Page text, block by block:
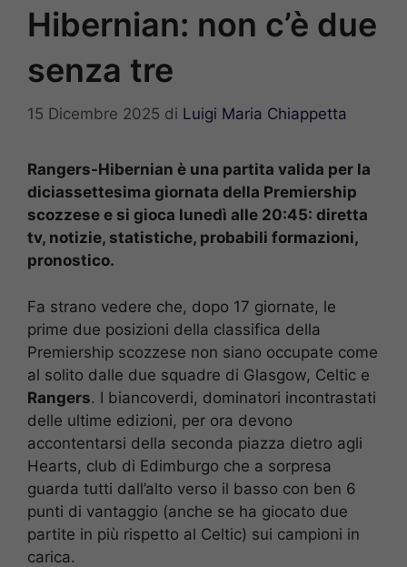
Hibernian: non c’è due
senza tre
15 Dicembre 2025 di Luigi Maria Chiappetta
Rangers-Hibernian è una partita valida per la
diciassettesima giornata della Premiership
scozzese e si gioca lunedì alle 20:45: diretta
tv, notizie, statistiche, probabili formazioni,
pronostico.
Fa strano vedere che, dopo 17 giornate, le
prime due posizioni della classifica della
Premiership scozzese non siano occupate come
al solito dalle due squadre di Glasgow, Celtic e
Rangers. I biancoverdi, dominatori incontrastati
delle ultime edizioni, per ora devono
accontentarsi della seconda piazza dietro agli
Hearts, club di Edimburgo che a sorpresa
guarda tutti dall’alto verso il basso con ben 6
punti di vantaggio (anche se ha giocato due
partite in più rispetto al Celtic) sui campioni in
carica.